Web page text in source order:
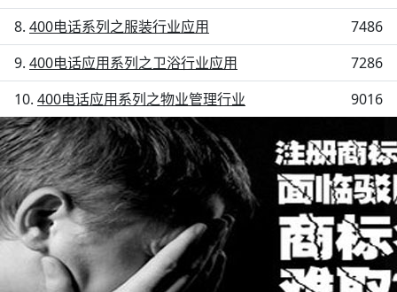
400电话系列之服装行业应用
7486
400电话应用系列之卫浴行业应用
7286
400电话应用系列之物业管理行业
9016